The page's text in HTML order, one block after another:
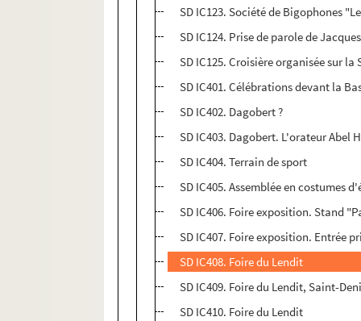
SD IC123. Société de Bigophones
SD IC124. Prise de parole de
SD IC125. Croisière organisée sur
SD IC401. Célébrations devant la
SD IC402. Dagobert ?
SD IC403. Dagobert. L'orateur Abel
SD IC404. Terrain de sport
SD IC405. Assemblée en costumes
SD IC406. Foire exposition. Stand
SD IC407. Foire exposition. Entrée
SD IC408. Foire du Lendit
SD IC409. Foire du Lendit, Saint-
SD IC410. Foire du Lendit